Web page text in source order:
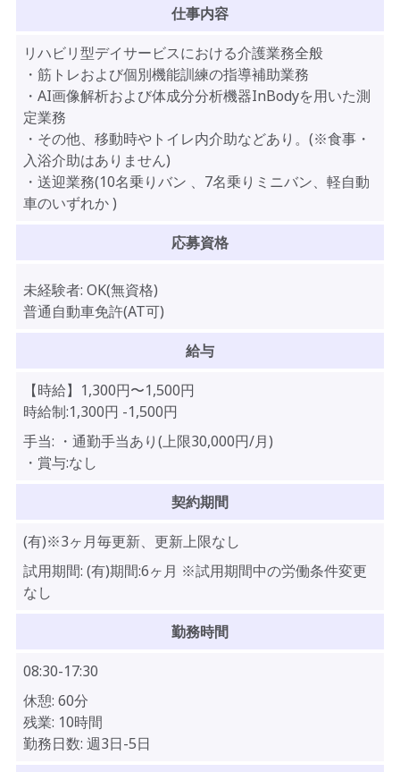
仕事内容
リハビリ型デイサービスにおける介護業務全般
・筋トレおよび個別機能訓練の指導補助業務
・AI画像解析および体成分分析機器InBodyを用いた測
定業務
・その他、移動時やトイレ内介助などあり。(※食事・
入浴介助はありません)
・送迎業務(10名乗りバン 、7名乗りミニバン、軽自動
車のいずれか )
応募資格
未経験者: OK(無資格)
普通自動車免許(AT可)
給与
【時給】 1,300円〜1,500円
時給制:1,300円 -1,500円
手当: ・通勤手当あり(上限30,000円/月)
・賞与:なし
契約期間
(有)※3ヶ月毎更新、更新上限なし
試用期間: (有)期間:6ヶ月 ※試用期間中の労働条件変更
なし
勤務時間
08:30-17:30
休憩: 60分
残業: 10時間
勤務日数: 週3日-5日